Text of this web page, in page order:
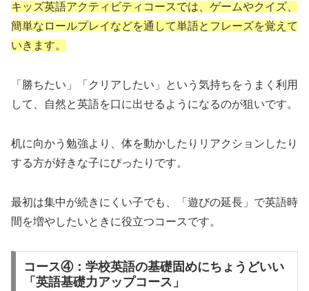
キッズ英語アクティビティコースでは、ゲームやクイズ、
簡単なロールプレイなどを通して単語とフレーズを覚えて
いきます。
「勝ちたい」「クリアしたい」という気持ちをうまく利用
して、自然と英語を口に出せるようになるのが狙いです。
机に向かう勉強より、体を動かしたりリアクションしたり
する方が好きな子にぴったりです。
最初は集中が続きにくい子でも、「遊びの延長」で英語時
間を増やしたいときに役立つコースです。
コース④：学校英語の基礎固めにちょうどいい
「英語基礎力アップコース」